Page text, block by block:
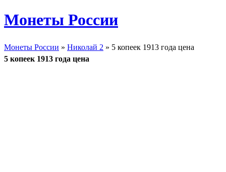
Монеты России
Монеты России » Николай 2 » 5 копеек 1913 года цена
5 копеек 1913 года цена